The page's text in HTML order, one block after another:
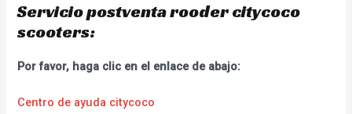
Servicio postventa rooder citycoco
scooters:
Por favor, haga clic en el enlace de abajo:
Centro de ayuda citycoco